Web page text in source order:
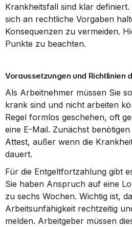
Krankheitsfall sind klar
sich an rechtliche Vorgaben
Konsequenzen zu vermeiden.
Punkte zu beachten.
Voraussetzungen und Richtlinien
Als Arbeitnehmer müssen Sie
krank sind und nicht arbeiten
Regel formlos geschehen, oft
eine E-Mail. Zunächst
Attest, außer wenn die
dauert.
Für die Entgeltfortzahlung gibt
Sie haben Anspruch auf eine
zu sechs Wochen. Wichtig ist,
Arbeitsunfähigkeit rechtzeitig
melden. Arbeitgeber müssen